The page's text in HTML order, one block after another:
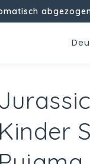
L
d
/
R
Kinder